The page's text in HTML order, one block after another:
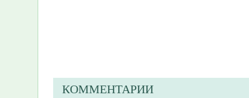
КОММЕНТАРИИ